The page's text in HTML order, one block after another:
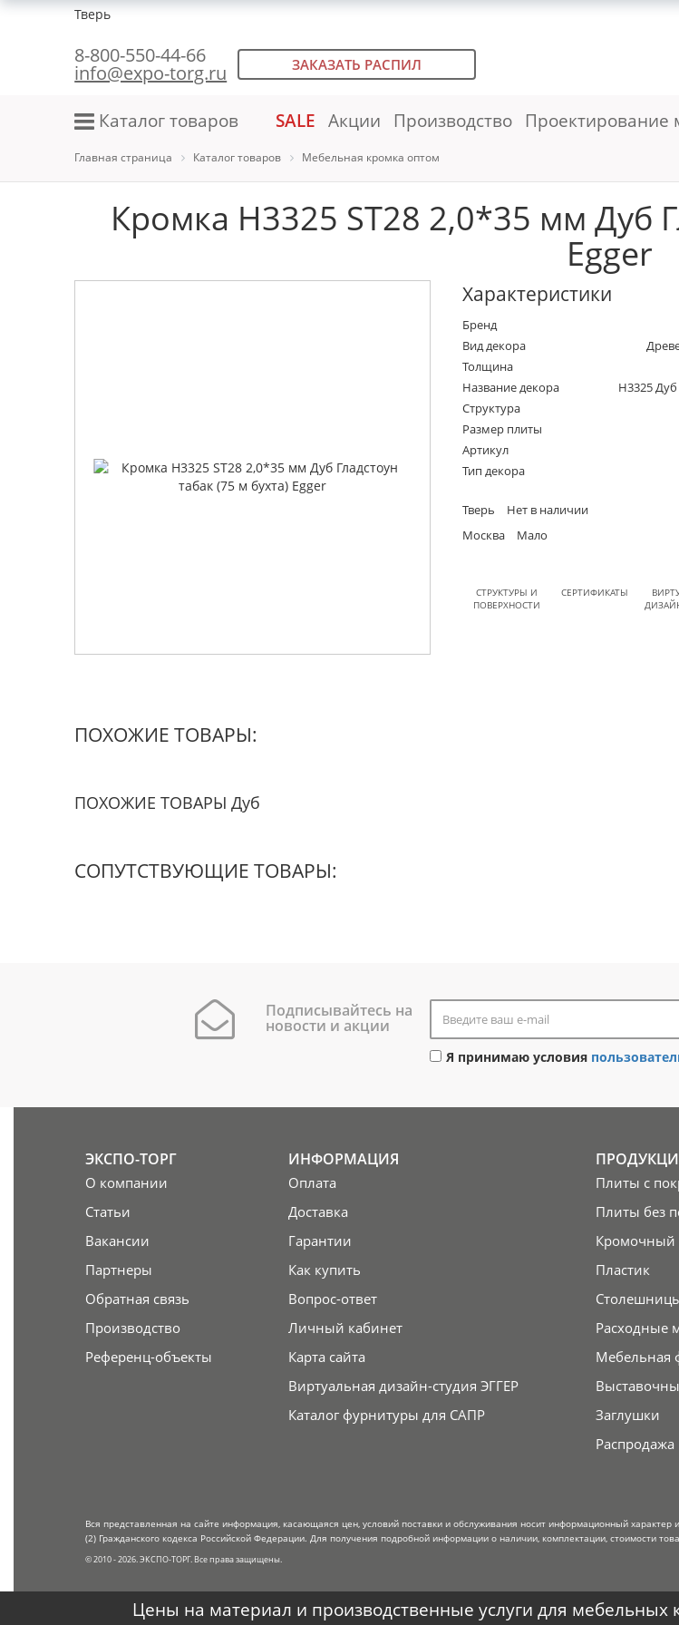
Тверь
8-800-550-44-66
info@expo-torg.ru ЗАКАЗАТЬ РАСПИЛ
Каталог товаров SALE Акции Производство Проектирование
Главная страница Каталог товаров Мебельная кромка оптом
Кромка H3325 ST28 2,0*35 мм Дуб
Egger
Характеристики
Бренд
Вид декора
Толщина
Название декора
H3325 Дуб
Структура
Размер плиты
Артикул
Тип декора
Тверь
Нет в наличии
Москва
Мало
СТРУКТУРЫ И
ПОВЕРХНОСТИ
СЕРТИФИКАТЫ
ПОХОЖИЕ ТОВАРЫ:
ПОХОЖИЕ ТОВАРЫ Дуб
СОПУТСТВУЮЩИЕ ТОВАРЫ:
Подписывайтесь на
новости и акции
Я принимаю условия
ЭКСПО-ТОРГ
О компании
Статьи
Вакансии
Партнеры
Обратная связь
Производство
Референц-объекты
ИНФОРМАЦИЯ
Оплата
Доставка
Гарантии
Как купить
Вопрос-ответ
Личный кабинет
Карта сайта
Виртуальная дизайн-студия ЭГГЕР
Каталог фурнитуры для САПР
Плиты с
Плиты без
Кромочный
Пластик
Расходные
Мебельная
Заглушки
Распродажа
Вся представленная на сайте информация, касающаяся цен, условий поставки и обслуживания носит информационный
(2) Гражданского кодекса Российской Федерации. Для получения подробной информации о наличии, комплектации, стоимости
© 2010 - 2026. ЭКСПО-ТОРГ. Все права защищены.
Цены на материал и производственные услуги для мебельных